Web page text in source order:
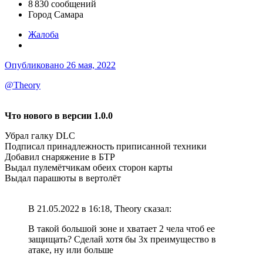
8 830 сообщений
Город Самара
Жалоба
Опубликовано 26 мая, 2022
@Theory
Что нового в версии 1.0.0
Убрал галку DLC
Подписал принадлежность приписанной техники
Добавил снаряжение в БТР
Выдал пулемётчикам обеих сторон карты
Выдал парашюты в вертолёт
В 21.05.2022 в 16:18, Theory сказал:
В такой большой зоне и хватает 2 чела чтоб ее
защищать? Сделай хотя бы 3х преимущество в
атаке, ну или больше